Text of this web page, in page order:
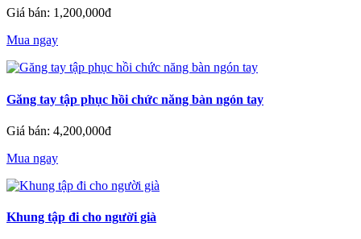
Giá bán: 1,200,000đ
Mua ngay
Găng tay tập phục hồi chức năng bàn ngón tay
Giá bán: 4,200,000đ
Mua ngay
Khung tập đi cho người già